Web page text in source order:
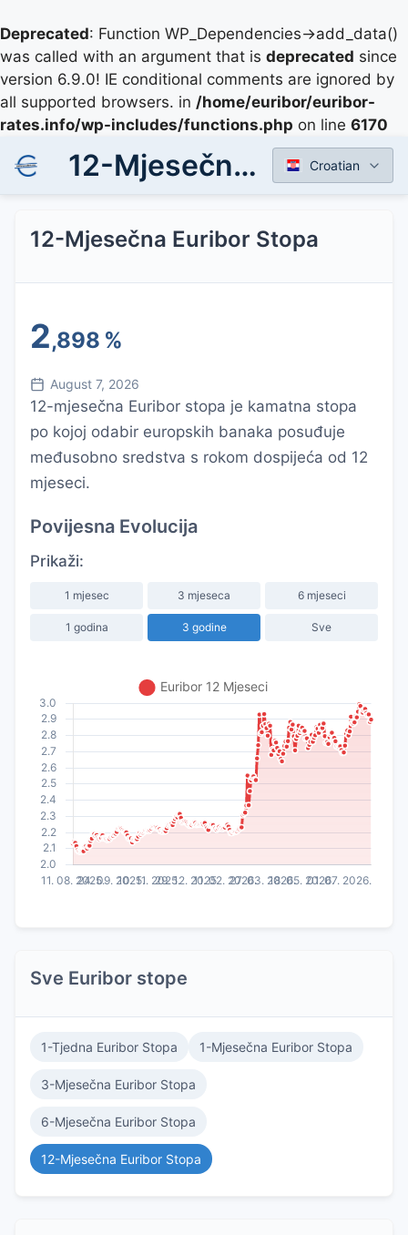
Deprecated: Function WP_Dependencies->add_data()
was called with an argument that is deprecated since
version 6.9.0! IE conditional comments are ignored by
all supported browsers. in /home/euribor/euribor-
rates.info/wp-includes/functions.php on line 6170
12-Mjesečna Euribor Stopa Croatian
12-Mjesečna Euribor Stopa
2,898 %
August 7, 2026
12-mjesečna Euribor stopa je kamatna stopa
po kojoj odabir europskih banaka posuđuje
međusobno sredstva s rokom dospijeća od 12
mjeseci.
Povijesna Evolucija
Prikaži:
1 mjesec 3 mjeseca 6 mjeseci
1 godina 3 godine Sve
Sve Euribor stope
1-Tjedna Euribor Stopa 1-Mjesečna Euribor Stopa
3-Mjesečna Euribor Stopa
6-Mjesečna Euribor Stopa
12-Mjesečna Euribor Stopa